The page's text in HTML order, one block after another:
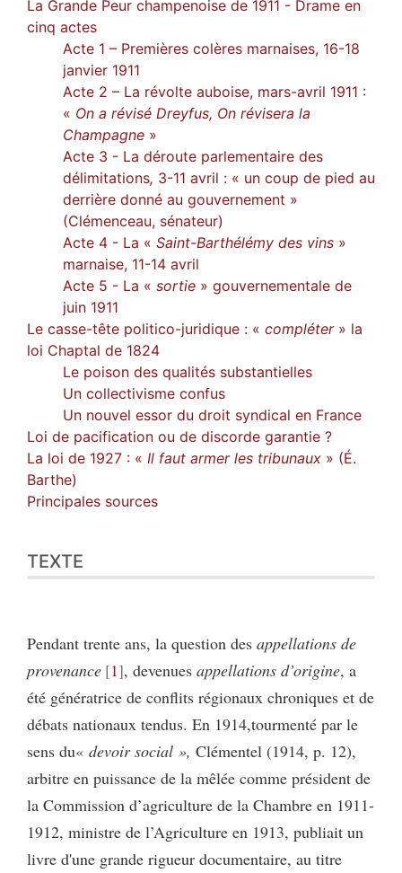
La Grande Peur champenoise de 1911 - Drame en
cinq actes
Acte 1 – Premières colères marnaises, 16-18
janvier 1911
Acte 2 – La révolte auboise, mars-avril 1911 :
« On a révisé Dreyfus, On révisera la
Champagne »
Acte 3 - La déroute parlementaire des
délimitations, 3-11 avril : « un coup de pied au
derrière donné au gouvernement »
(Clémenceau, sénateur)
Acte 4 - La « Saint-Barthélémy des vins »
marnaise, 11-14 avril
Acte 5 - La « sortie » gouvernementale de
juin 1911
Le casse-tête politico-juridique : « compléter» la
loi Chaptal de 1824
Le poison des qualités substantielles
Un collectivisme confus
Un nouvel essor du droit syndical en France
Loi de pacification ou de discorde garantie ?
La loi de 1927 : « Il faut armer les tribunaux » (É.
Barthe)
Principales sources
TEXTE
Pendant trente ans, la question des appellations de
provenance 1 , devenues appellations d’origine, a
été génératrice de conflits régionaux chroniques et de
débats nationaux tendus. En 1914,tourmenté par le
sens du« devoir social », Clémentel (1914, p. 12),
arbitre en puissance de la mêlée comme président de
la Commission d’agriculture de la Chambre en 1911-
1912, ministre de l’Agriculture en 1913, publiait un
livre d'une grande rigueur documentaire, au titre